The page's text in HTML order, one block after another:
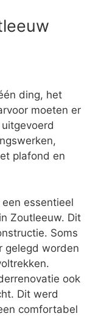
ding, het
moeten er
plafond en
essentieel
Zoutleeuw. Dit
Soms
gelegd worden
ook
Dit werd
comfortabel